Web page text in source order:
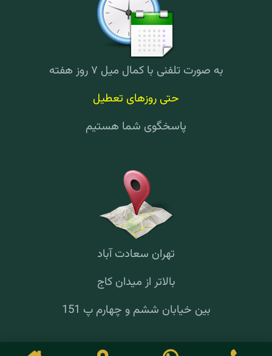
به صورت تلفنی با کمال میل ۷ روز هفته
حتی روزهای تعطیل
پاسخگوی شما هستیم
تهران سعادت آباد
بالاتر از میدان کاج
بین خیابان ششم و چهارم پ 151